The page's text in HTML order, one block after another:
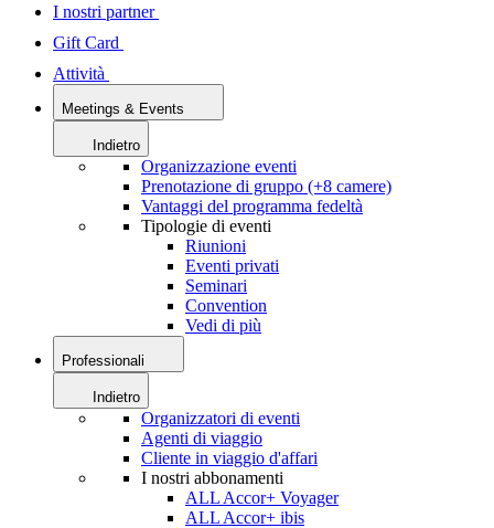
I nostri partner
Gift Card
Attività
Meetings & Events
Indietro
Organizzazione eventi
Prenotazione di gruppo (+8 camere)
Vantaggi del programma fedeltà
Tipologie di eventi
Riunioni
Eventi privati
Seminari
Convention
Vedi di più
Professionali
Indietro
Organizzatori di eventi
Agenti di viaggio
Cliente in viaggio d'affari
I nostri abbonamenti
ALL Accor+ Voyager
ALL Accor+ ibis